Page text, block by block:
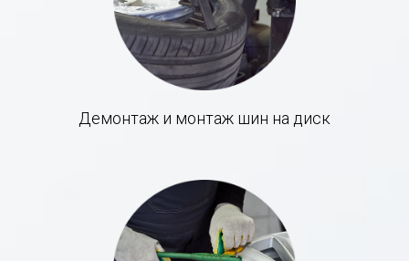
Демонтаж и монтаж шин на диск